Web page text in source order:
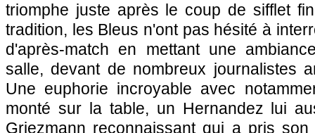
triomphe juste après le coup de sifflet
tradition, les Bleus n'ont pas hésité à
d'après-match en mettant une
salle, devant de nombreux journalistes
Une euphorie incroyable avec
monté sur la table, un Hernandez lui
Griezmann reconnaissant qui a pris